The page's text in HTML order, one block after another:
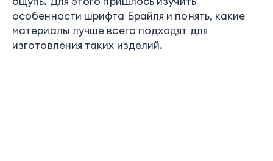
особенности шрифта Брайля и понять, какие
материалы лучше всего подходят для
изготовления таких изделий.